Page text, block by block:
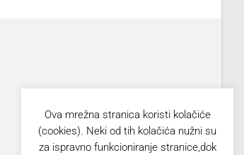
Ova mrežna stranica koristi kolačiće
(cookies). Neki od tih kolačića nužni su
za ispravno funkcioniranje stranice,dok